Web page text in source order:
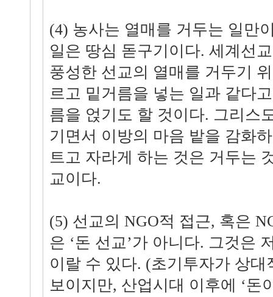
(4) 농사는 열매를 거두는 일만
일은 땅심 돋구기이다. 세계선
풍성한 선교의 열매를 거두기
르고 밑거름을 넣는 일과 같다
름을 얹기도 할 것이다. 그리스
기면서 이방의 마음 밭을 감화
트고 자라게 하는 것은 거두는
교이다.
(5) 선교의 NGO적 접근, 혹은
은 ‘돈 선교’가 아니다. 그것은
이랄 수 있다. (초기투자가 상대
보이지만, 산업시대 이후에 ‘돈